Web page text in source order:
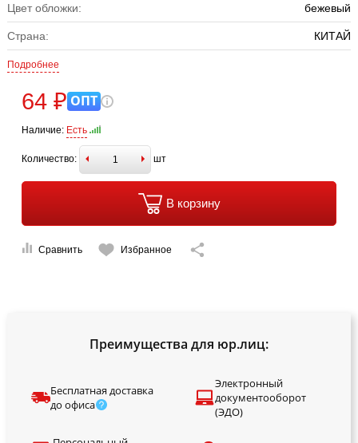
Цвет обложки: бежевый
Страна: КИТАЙ
Подробнее
64 ₽ ОПТ
Наличие: Есть
Количество: шт
В корзину
Сравнить Избранное
Преимущества для юр.лиц:
Бесплатная доставка
до офиса
Электронный
документооборот
(ЭДО)